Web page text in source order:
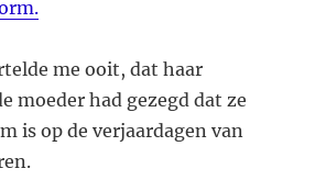
me ooit, dat haar
moeder had gezegd dat ze
is op de verjaardagen van